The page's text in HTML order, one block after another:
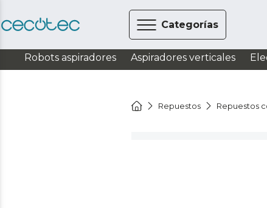
Categorías
Robots aspiradores Aspiradores verticales
Repuestos Repuestos